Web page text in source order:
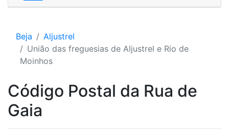
Beja
Aljustrel
União das freguesias de Aljustrel e Rio de
Moinhos
Código Postal da Rua de
Gaia